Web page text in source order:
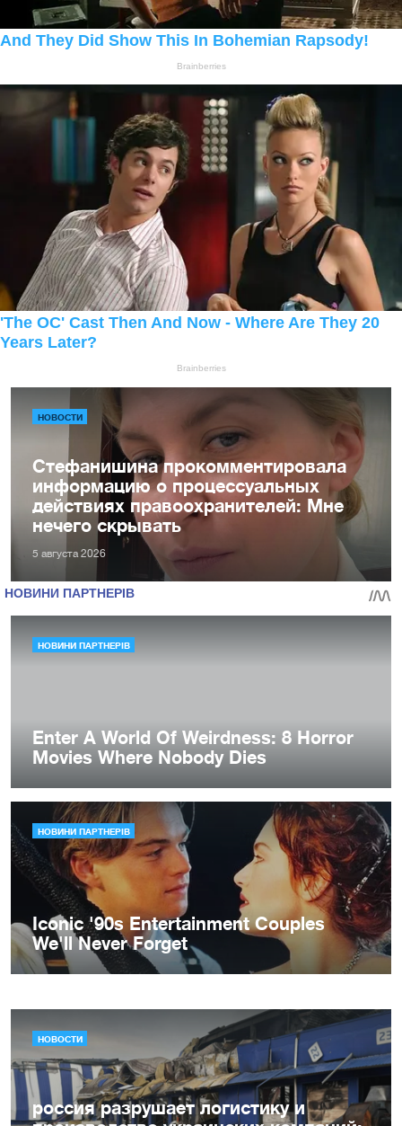
НОВОСТИ
Стефанишина прокомментировала
информацию о процессуальных
действиях правоохранителей: Мне
нечего скрывать
5 августа 2026
НОВОСТИ
россия разрушает логистику и